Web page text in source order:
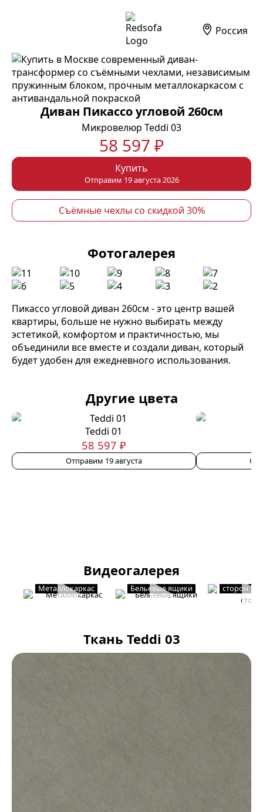
Россия
Диван Пикассо угловой 260см
Микровелюр Teddi 03
58 597 ₽
Купить
Отправим 19 августа 2026
Съёмные чехлы со скидкой 30%
Фотогалерея
Пикассо угловой диван 260см - это центр вашей
квартиры, больше не нужно выбирать между
эстетикой, комфортом и практичностью, мы
объединили все вместе и создали диван, который
будет удобен для ежедневного использования.
Другие цвета
Teddi 01
58 597 ₽
Отправим 19 августа
Видеогалерея
Металлокаркас Бельевые ящики
сторон
Ткань Teddi 03